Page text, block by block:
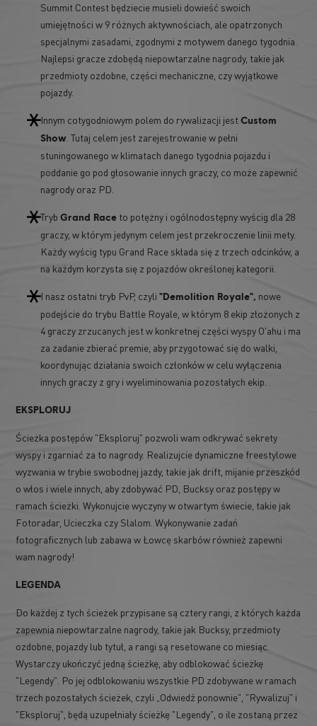
Summit Contest będziecie musieli dowieść swoich
umiejętności w 9 różnych aktywnościach, ale opatrzonych
specjalnymi zasadami, zgodnymi z motywem danego tygodnia.
Najlepsi gracze zdobędą niepowtarzalne nagrody, takie jak
przedmioty ozdobne, części mechaniczne, czy wyjątkowe
pojazdy.
Innym cotygodniowym polem do rywalizacji jestCustom
Show . Tutaj celem jest zarejestrowanie w pełni
stuningowanego w klimatach danego tygodnia pojazdu i
poddanie go pod głosowanie innych graczy, co może zapewnić
nagrody oraz PD.
TrybGrand Race to potężny i ogólnodostępny wyścig dla 28
graczy, w którym jedynym celem jest przekroczenie linii mety.
Każdy wyścig typu Grand Race składa się z trzech odcinków, a
na każdym korzysta się z pojazdów określonej kategorii.
I nasz ostatni tryb PvP, czyli"Demolition Royale", nowe
podejście do trybu Battle Royale, w którym 8 ekip złożonych z
4 graczy zrzucanych jest w konkretnej części wyspy O'ahu i ma
za zadanie zbierać premie, aby przygotować się do walki,
koordynując działania swoich członków w celu wyłączenia
innych graczy z gry i wyeliminowania pozostałych ekip.
EKSPLORUJ
Ścieżka postępów "Eksploruj" pozwoli wam odkrywać sekrety
wyspy i zgarniać za to nagrody. Realizujcie dynamiczne freestylowe
wyzwania w trybie swobodnej jazdy, takie jak drift, mijanie przeszkód
o włos i wiele innych, aby zdobywać PD, Bucksy oraz postępy w
ramach ścieżki. Wykonujcie wyczyny w otwartym świecie, takie jak
Fotoradar, Ucieczka czy Slalom. Wykonywanie zadań
fotograficznych lub zabawa w Łowcę skarbów również zapewni
wam nagrody!
LEGENDA
Do każdej z tych ścieżek przypisane są cztery rangi, z których każda
zapewnia niepowtarzalne nagrody, takie jak Bucksy, przedmioty
ozdobne, pojazdy lub tytuł, a rangi są resetowane co miesiąc.
Wystarczy ukończyć jedną ścieżkę, aby odblokować ścieżkę
"Legendy". Po jej odblokowaniu wszystkie PD zdobywane w ramach
trzech pozostałych ścieżek, czyli „Odwiedź ponownie", "Rywalizuj" i
"Eksploruj", będą uzupełniały ścieżkę "Legendy", o ile zostaną przez